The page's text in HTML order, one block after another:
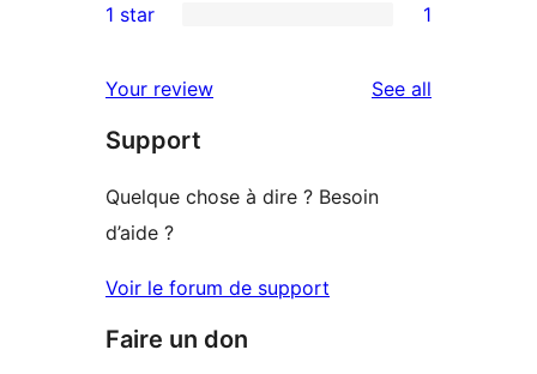
review
star
2-
reviews
star
review
1 star 1
Your review See all
Support
Quelque chose à dire ? Besoin
d’aide ?
Voir le forum de support
Faire un don